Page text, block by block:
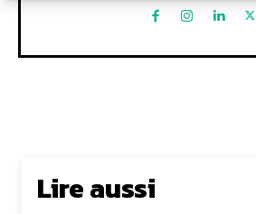
Lire aussi